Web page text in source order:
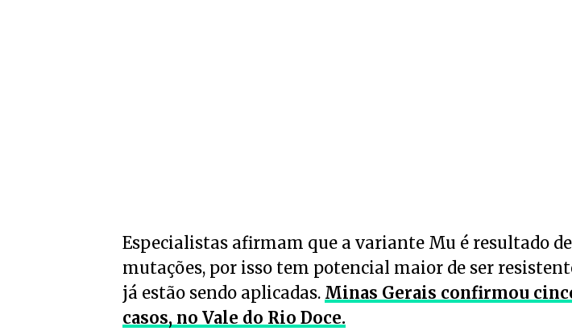
Especialistas afirmam que a variante Mu é resultado
mutações, por isso tem potencial maior de ser
já estão sendo aplicadas. Minas Gerais confirmou
casos, no Vale do Rio Doce.